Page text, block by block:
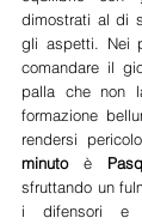
dimostrati al di
gli aspetti. Nei
comandare il
palla che non
formazione
rendersi
minuto è
sfruttando un
i difensori e